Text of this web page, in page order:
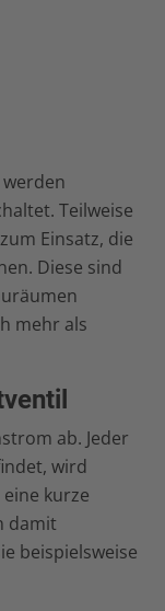
Teilweise
Einsatz, die
Diese sind
mehr als
ab. Jeder
wird
kurze
damit
beispielsweise